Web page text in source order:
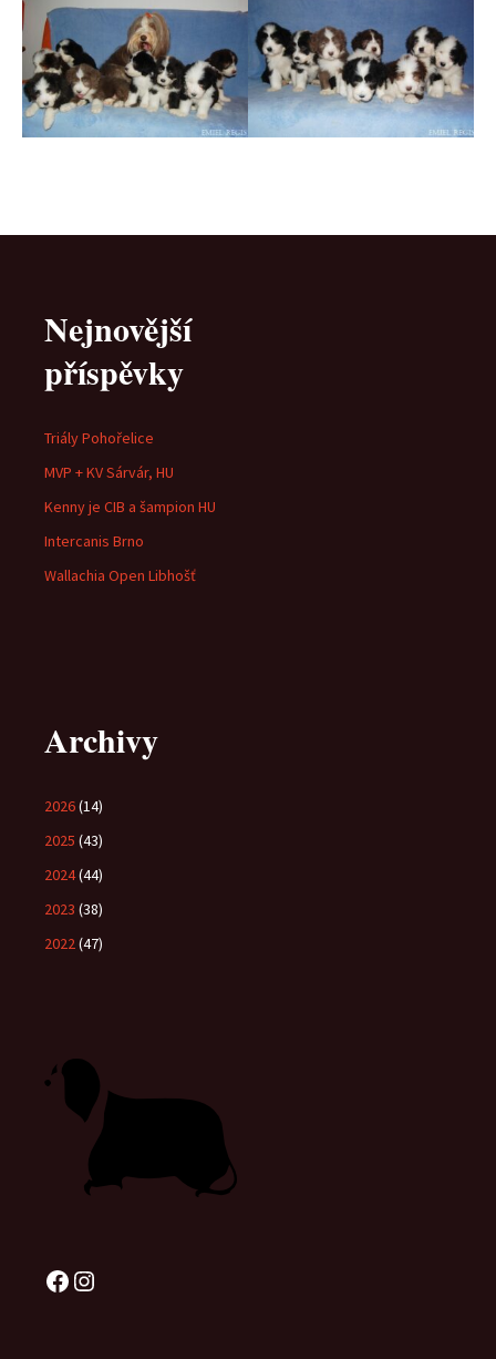
Nejnovější
příspěvky
Triály Pohořelice
MVP + KV Sárvár, HU
Kenny je CIB a šampion HU
Intercanis Brno
Wallachia Open Libhošť
Archivy
2026(14)
2025 (43)
2024(44)
2023 (38)
2022(47)
Facebook
Instagram